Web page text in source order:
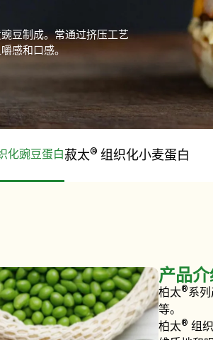
豆制成。常通过挤压工艺
感和口感。
化豌豆蛋白菽太® 组织化小麦蛋白
产品
柏太®系
等。
柏太® 组